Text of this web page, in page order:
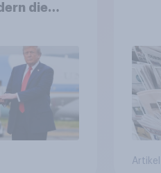
die
und
Artikel